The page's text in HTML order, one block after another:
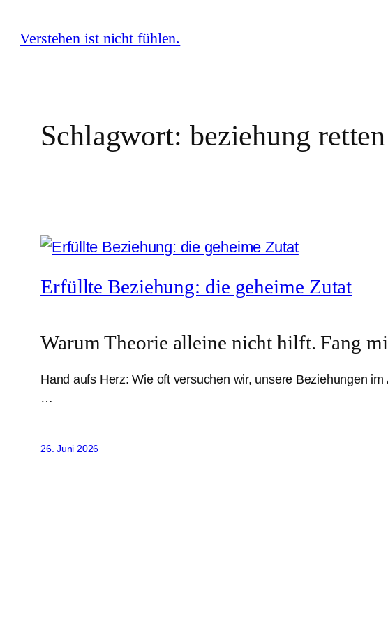
Inhalt
Verstehen ist nicht fühlen.
Schlagwort: beziehung retten
Erfüllte Beziehung: die geheime Zutat
Warum Theorie alleine nicht hilft. Fang
Hand aufs Herz: Wie oft versuchen wir, unsere Beziehungen
…
26. Juni 2026